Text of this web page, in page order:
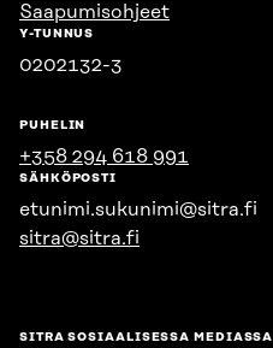
Saapumisohjeet
Y-TUNNUS
0202132-3
PUHELIN
+358 294 618 991
SÄHKÖPOSTI
etunimi.sukunimi@sitra.fi
sitra@sitra.fi
SITRA SOSIAALISESSA MEDIASSA